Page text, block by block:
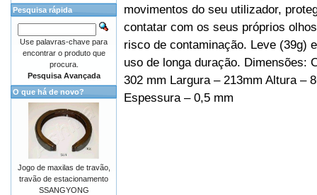
movimentos do seu utilizador,
contatar com os seus próprios
risco de contaminação. Leve (39g)
uso de longa duração. Dimensões:
302 mm Largura – 213mm Altura –
Espessura – 0,5 mm
Pesquisa rápida
Use palavras-chave para
encontrar o produto que
procura.
Pesquisa Avançada
O que há de novo?
Jogo de maxilas de travão,
travão de estacionamento
SSANGYONG